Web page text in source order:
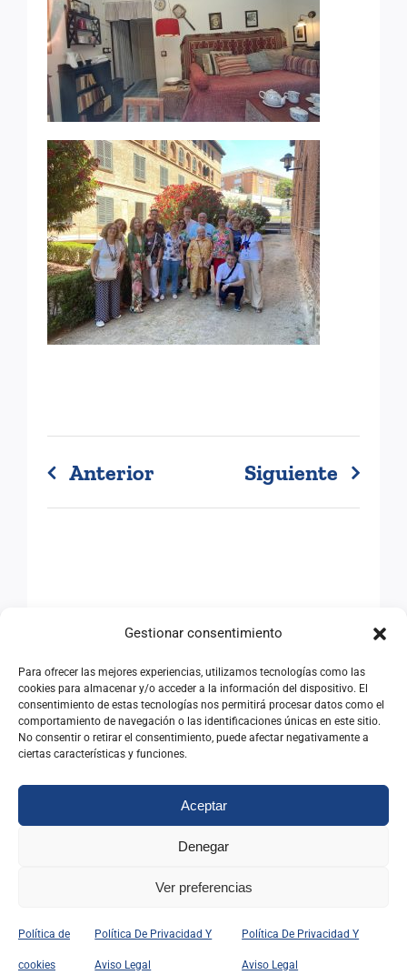
Gestionar consentimiento
Para ofrecer las mejores experiencias, utilizamos tecnologías como las
cookies para almacenar y/o acceder a la información del dispositivo. El
consentimiento de estas tecnologías nos permitirá procesar datos como el
comportamiento de navegación o las identificaciones únicas en este sitio.
No consentir o retirar el consentimiento, puede afectar negativamente a
ciertas características y funciones.
Aceptar
Denegar
Ver preferencias
Política de
cookies
Política De Privacidad Y
Aviso Legal
Política De Privacidad Y
Aviso Legal
Anterior Siguiente
Webs relacionadas
Instituto Nacional de Administración Pública
IR A SU WEB